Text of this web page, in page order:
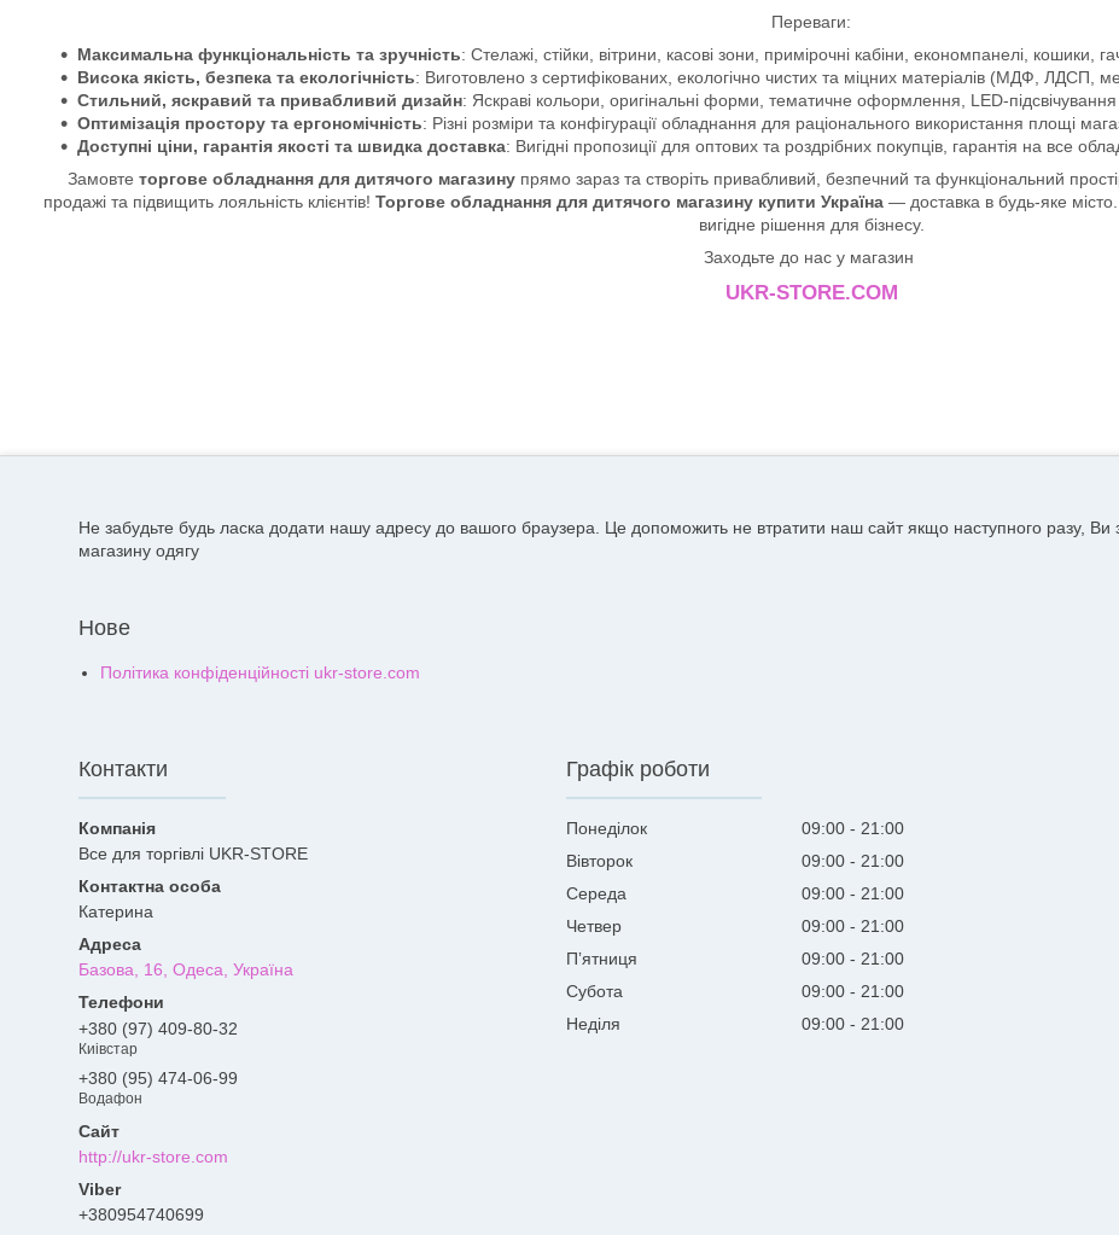
Переваги:
Максимальна функціональність та зручність: Стелажі, стійки, вітрини, касові зони, примірочні кабіни, економпанелі, кошики,
Висока якість, безпека та екологічність: Виготовлено з сертифікованих, екологічно чистих та міцних матеріалів (МДФ, ЛДСП,
Стильний, яскравий та привабливий дизайн: Яскраві кольори, оригінальні форми, тематичне оформлення, LED-
Оптимізація простору та ергономічність: Різні розміри та конфігурації обладнання для раціонального використання площі
Доступні ціни, гарантія якості та швидка доставка: Вигідні пропозиції для оптових та роздрібних покупців, гарантія на все
Замовте торгове обладнання для дитячого магазину прямо зараз та створіть привабливий, безпечний та функціональний
продажі та підвищить лояльність клієнтів! Торгове обладнання для дитячого магазину купити Україна — доставка в будь-яке місто.
вигідне рішення для бізнесу.
Заходьте до нас у магазин
UKR-STORE.COM
Не забудьте будь ласка додати нашу адресу до вашого браузера. Це допоможить не втратити наш сайт якщо наступного разу, Ви
магазину одягу
Нове
Політика конфіденційності ukr-store.com
Контакти
Все для торгівлі UKR-STORE
Катерина
Базова, 16, Одеса, Україна
+380 (97) 409-80-32
Киівстар
+380 (95) 474-06-99
Водафон
http://ukr-store.com
+380954740699
Графік роботи
Понеділок 09:00
21:00
Вівторок
09:00
21:00
Середа
09:00
21:00
Четвер
09:00
21:00
Пʼятниця
09:00
21:00
Субота
09:00
21:00
Неділя
09:00 21:00